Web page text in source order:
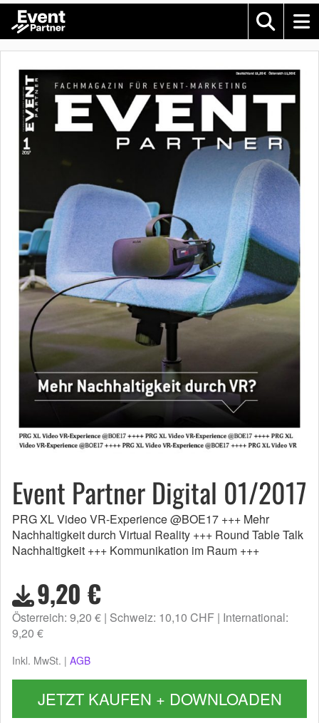
Event Partner Digital 01/2017
PRG XL Video VR-Experience @BOE17 +++ Mehr
Nachhaltigkeit durch Virtual Reality +++ Round Table Talk
Nachhaltigkeit +++ Kommunikation im Raum +++
9,20 €
Österreich: 9,20 € Schweiz: 10,10 CHF International:
9,20 €
Inkl. MwSt. | AGB
JETZT KAUFEN + DOWNLOADEN